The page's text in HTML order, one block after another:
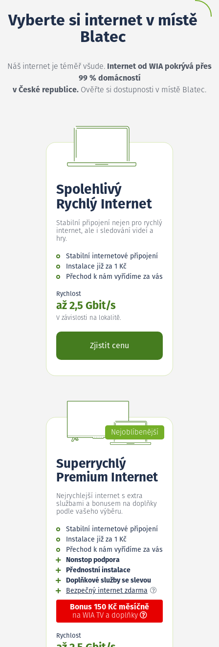
Vyberte si internet v místě
Blatec
Náš internet je téměř všude. Internet od WIA pokrývá přes
99 % domácností
v České republice. Ověřte si dostupnosti v místě Blatec.
Spolehlivý
Rychlý Internet
Stabilní připojení nejen pro rychlý
internet, ale i sledování videí a
hry.
Stabilní internetové připojení
Instalace již za 1 Kč
Přechod k nám vyřídíme za vás
Rychlost
až 2,5 Gbit/s
V závislosti na lokalitě.
Zjistit cenu
Nejoblíbenější
Superrychlý
Premium Internet
Nejrychlejší internet s extra
službami a bonusem na doplňky
podle vašeho výběru.
Stabilní internetové připojení
Instalace již za 1 Kč
Přechod k nám vyřídíme za vás
Nonstop podpora
Přednostní instalace
Doplňkové služby se slevou
Bezpečný internet zdarma
Bonus 150 Kč měsíčně
na WIA TV a doplňky
Rychlost